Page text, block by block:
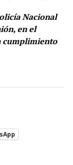
Nacional
en el
cumplimiento